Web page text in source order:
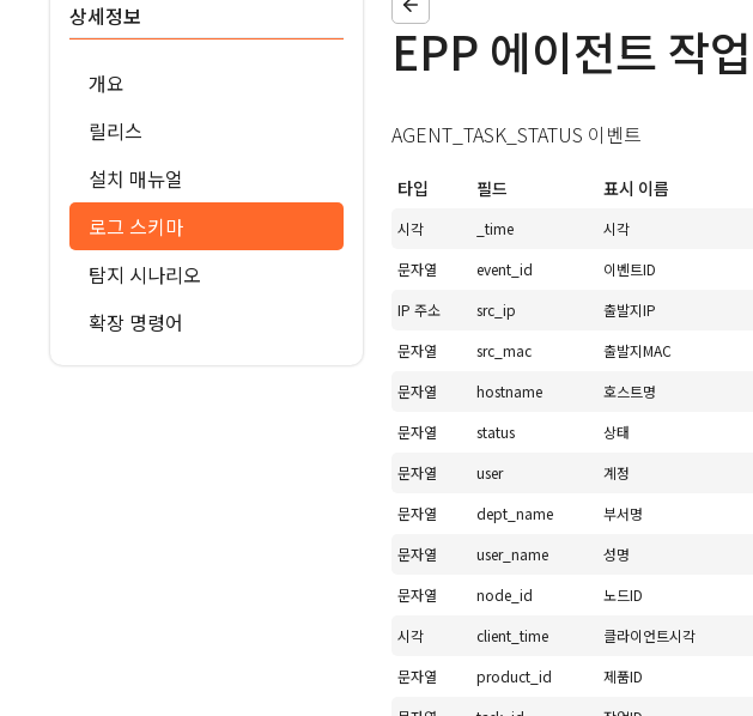
상세정보
개요
릴리스
설치 매뉴얼
로그 스키마
탐지 시나리오
확장 명령어
EPP 에이전트 작업
AGENT_TASK_STATUS 이벤트
타입 필드 표시 이름
시각 _time
시각
문자열
event_id
이벤트ID
IP 주소
src_ip
출발지IP
문자열
src_mac
출발지MAC
문자열
hostname
호스트명
문자열
status
상태
문자열
user
계정
문자열
dept_name
부서명
문자열
user_name
성명
문자열
node_id 노드ID
시각
client_time
클라이언트시각
문자열
product_id 제품ID